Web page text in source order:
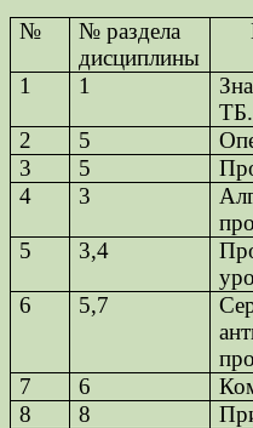
№
№ раздела
дисциплины
1 1
ТБ.
2
5
3
5
4
3
5
3,4
6
5,7
7
6
8
8